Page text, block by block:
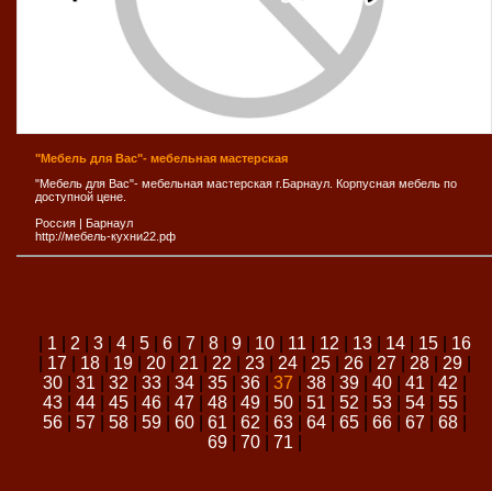
"Мебель для Вас"- мебельная мастерская
"Мебель для Вас"- мебельная мастерская г.Барнаул. Корпусная мебель по
доступной цене.
Россия | Барнаул
http://мебель-кухни22.рф
1 2 3| 4| 5| 6| 7| 8| 9| 10| 11 12 13| 14| 15| 16
17| 18| 19| 20| 21 22 23| 24| 25| 26| 27| 28| 29|
30| 31 32 33| 34| 35| 36| 37 38| 39| 40| 41 42
43| 44| 45| 46| 47| 48| 49| 50| 51 52 53| 54| 55|
56| 57| 58| 59| 60| 61 62 63| 64| 65| 66| 67| 68|
69| 70| 71